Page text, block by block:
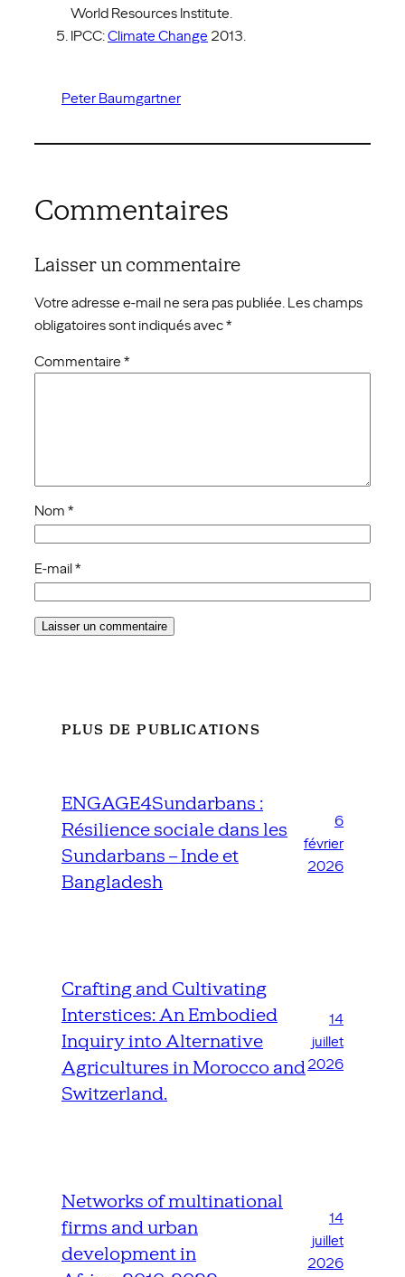
Fig. 3. Platier récifal du Louisa Reef océanique
Amajida Roslim, nov. 2017.
Fig. 4. Ce récif peu profond (Pelong Island, 5
km au large de l’estuaire de Brunei, Nord-
Borneo) ne montre aucune dégradation
malgré des taux élevés de nutriments ou des
températures élevées. Photo POB, nov. 2017.
World Resources Institute.
IPCC:Climate Change 2013.
Peter Baumgartner
Commentaires
Laisser un commentaire
Votre adresse e-mail ne sera pas publiée. Les champs
obligatoires sont indiqués avec*
Commentaire *
Nom *
E-mail*
PLUS DE PUBLICATIONS
ENGAGE4Sundarbans :
Résilience sociale dans les
Sundarbans – Inde et
Bangladesh
6
février
2026
Crafting and Cultivating
Interstices: An Embodied
Inquiry into Alternative
Agricultures in Morocco and
Switzerland.
14
juillet
2026
Networks of multinational
firms and urban
development in
14
juillet
2026